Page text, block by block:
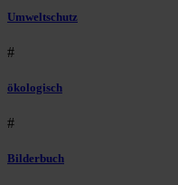
Umweltschutz
#
ökologisch
#
Bilderbuch